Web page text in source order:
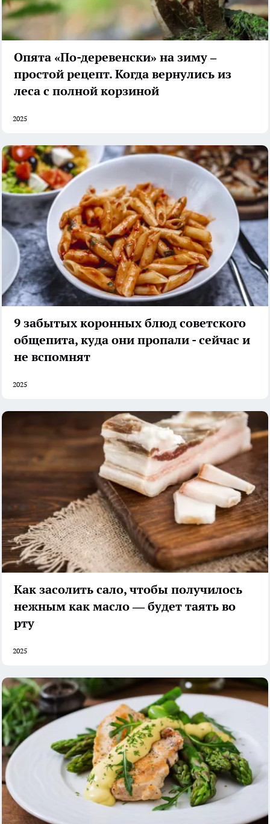
Опята «По-деревенски» на зиму –
простой рецепт. Когда вернулись из
леса с полной корзиной
2025
9 забытых коронных блюд советского
общепита, куда они пропали - сейчас и
не вспомнят
2025
Как засолить сало, чтобы получилось
нежным как масло — будет таять во
рту
2025